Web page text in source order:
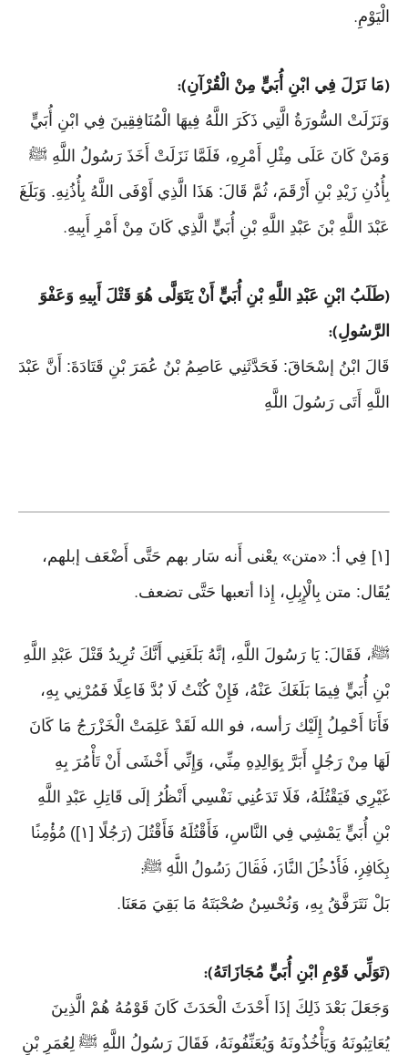
الْيَوْمِ.
(مَا نَزَلَ فِي ابْنِ أُبَيٍّ مِنْ الْقُرْآنِ):
وَنَزَلَتْ السُّورَةُ الَّتِي ذَكَرَ اللَّهُ فِيهَا الْمُنَافِقِينَ فِي ابْنِ أُبَيٍّ
وَمَنْ كَانَ عَلَى مِثْلِ أَمْرِهِ، فَلَمَّا نَزَلَتْ أَخَذَ رَسُولُ اللَّهِ ﷺ
بِأُذُنِ زَيْدِ بْنِ أَرْقَمَ، ثُمَّ قَالَ: هَذَا الَّذِي أَوْفَى اللَّهُ بِأُذُنِهِ. وَبَلَغَ
عَبْدَ اللَّهِ بْنَ عَبْدِ اللَّهِ بْنِ أُبَيٍّ الَّذِي كَانَ مِنْ أَمْرِ أَبِيهِ.
(طَلَبُ ابْنِ عَبْدِ اللَّهِ بْنِ أُبَيٍّ أَنْ يَتَوَلَّى هُوَ قَتْلَ أَبِيهِ وَعَفْوَ
الرَّسُولِ):
قَالَ ابْنُ إسْحَاقَ: فَحَدَّثَنِي عَاصِمُ بْنُ عُمَرَ بْنِ قَتَادَةَ: أَنَّ عَبْدَ
اللَّهِ أَتَى رَسُولَ اللَّهِ
[١] فِي أ: «متن» يعْنى أَنه سَار بهم حَتَّى أَضْعَف إبلهم،
يُقَال: متن بِالْإِبِلِ، إِذا أتعبها حَتَّى تضعف.
ﷺ، فَقَالَ: يَا رَسُولَ اللَّهِ، إنَّهُ بَلَغَنِي أَنَّكَ تُرِيدُ قَتْلَ عَبْدِ اللَّهِ
بْنِ أُبَيٍّ فِيمَا بَلَغَكَ عَنْهُ، فَإِنْ كُنْتُ لَا بُدَّ فَاعِلًا فَمُرْنِي بِهِ،
فَأَنَا أَحْمِلُ إِلَيْك رَأسه، فو الله لَقَدْ عَلِمَتْ الْخَزْرَجُ مَا كَانَ
لَهَا مِنْ رَجُلٍ أَبَرَّ بِوَالِدِهِ مِنِّي، وَإِنِّي أَخْشَى أَنْ تَأْمُرَ بِهِ
غَيْرِي فَيَقْتُلَهُ، فَلَا تَدَعُنِي نَفْسِي أَنْظُرُ إلَى قَاتِلِ عَبْدِ اللَّهِ
بْنِ أُبَيٍّ يَمْشِي فِي النَّاسِ، فَأَقْتُلَهُ فَأَقْتُلَ (رَجُلًا [١]) مُؤْمِنًا
بِكَافِرِ، فَأَدْخُلَ النَّارَ، فَقَالَ رَسُولُ اللَّهِ ﷺ:
بَلْ نَتَرَفَّقُ بِهِ، وَنُحْسِنُ صُحْبَتَهُ مَا بَقِيَ مَعَنَا.
(تَوَلِّي قَوْمِ ابْنِ أُبَيٍّ مُجَازَاتَهُ):
وَجَعَلَ بَعْدَ ذَلِكَ إذَا أَحْدَثَ الْحَدَثَ كَانَ قَوْمُهُ هُمْ الَّذِينَ
يُعَاتِبُونَهُ وَيَأْخُذُونَهُ وَيُعَنِّفُونَهُ، فَقَالَ رَسُولُ اللَّهِ ﷺ لِعُمَرِ بْنِ